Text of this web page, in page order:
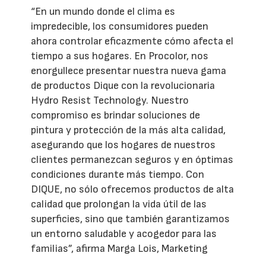
“En un mundo donde el clima es
impredecible, los consumidores pueden
ahora controlar eficazmente cómo afecta el
tiempo a sus hogares. En Procolor, nos
enorgullece presentar nuestra nueva gama
de productos Dique con la revolucionaria
Hydro Resist Technology. Nuestro
compromiso es brindar soluciones de
pintura y protección de la más alta calidad,
asegurando que los hogares de nuestros
clientes permanezcan seguros y en óptimas
condiciones durante más tiempo. Con
DIQUE, no sólo ofrecemos productos de alta
calidad que prolongan la vida útil de las
superficies, sino que también garantizamos
un entorno saludable y acogedor para las
familias”, afirma Marga Lois, Marketing